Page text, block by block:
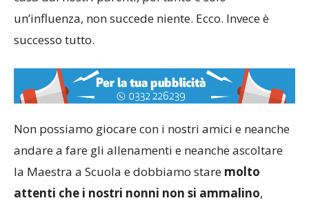
un’influenza, non succede niente. Ecco. Invece è
successo tutto.
Non possiamo giocare con i nostri amici e neanche
andare a fare gli allenamenti e neanche ascoltare
la Maestra a Scuola e dobbiamo stare molto
attenti che i nostri nonni non si ammalino,